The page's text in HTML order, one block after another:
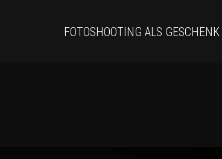
FOTOSHOOTING ALS GESCHENK